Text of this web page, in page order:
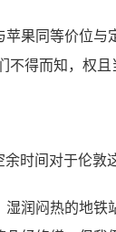
果同等价位与
不得而知，权且
时间对于伦敦
润闷热的地铁